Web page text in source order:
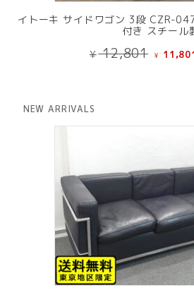
イトーキ サイドワゴン 3段 CZR-
付き スチール
¥12,801
元
¥
NEW ARRIVALS